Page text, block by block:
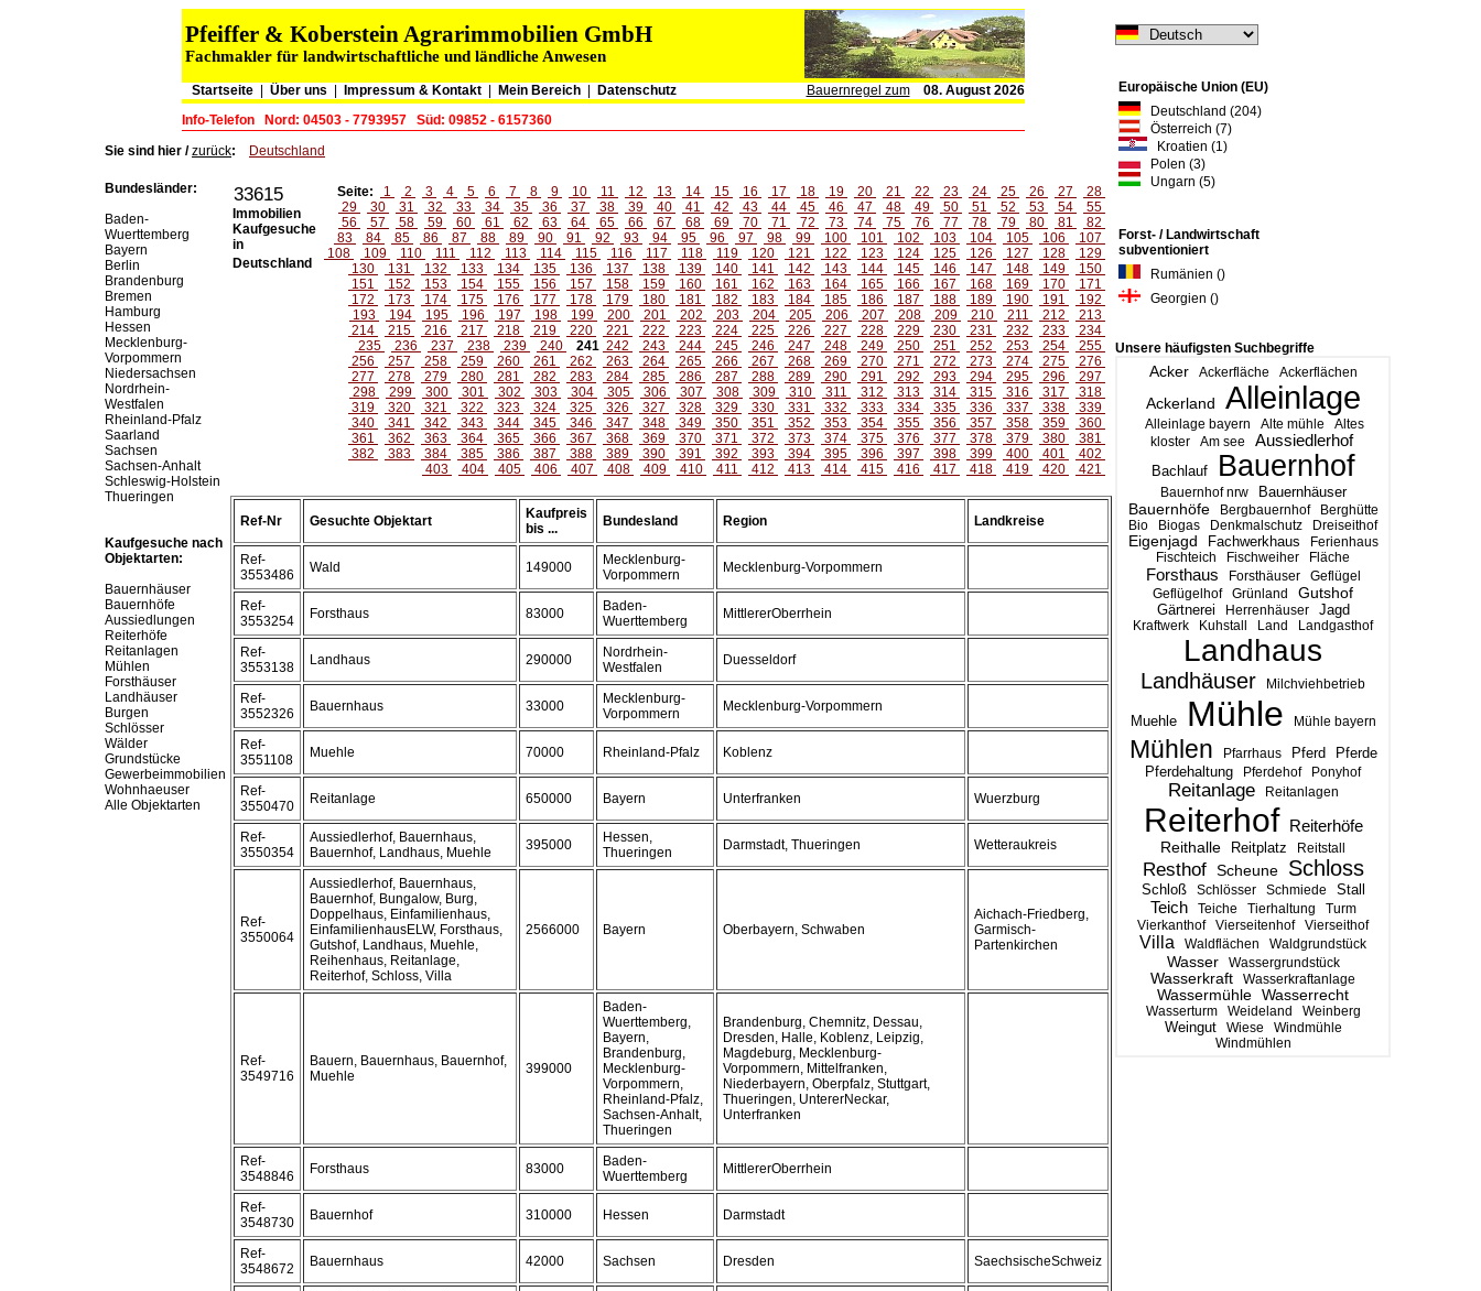
Pfeiffer & Koberstein Agrarimmobilien GmbH
Fachmakler für landwirtschaftliche und ländliche Anwesen
Startseite| Über uns Impressum & Kontakt| Mein Bereich Datenschutz Bauernregel zum
08. August 2026
Info-Telefon
Nord: 04503 - 7793957 Süd: 09852 - 6157360
Europäische Union (EU)
Deutschland (204)
Österreich (7)
Kroatien (1)
Polen (3)
Ungarn (5)
Forst- / Landwirtschaft
subventioniert
Rumänien ()
Georgien ()
Unsere häufigsten Suchbegriffe
Acker Ackerfläche Ackerflächen
Ackerland Alleinlage
Alleinlage bayern Alte mühle
Altes
kloster
Am see Aussiedlerhof
Bachlauf Bauernhof
Bauernhof nrw Bauernhäuser
Bauernhöfe Bergbauernhof
Berghütte
Bio
Biogas Denkmalschutz Dreiseithof
Eigenjagd Fachwerkhaus
Ferienhaus
Fischteich
Fischweiher Fläche
Forsthaus Forsthäuser
Geflügel
Geflügelhof
Grünland
Gutshof
Gärtnerei
Herrenhäuser Jagd
Kraftwerk Kuhstall Land Landgasthof
Landhaus
Landhäuser Milchviehbetrieb
Muehle Mühle Mühle bayern
Mühlen Pfarrhaus Pferd Pferde
Pferdehaltung Pferdehof Ponyhof
Reitanlage Reitanlagen
Reiterhof Reiterhöfe
Reithalle Reitplatz Reitstall
Resthof Scheune Schloss
Schloß Schlösser Schmiede Stall
Teich Teiche Tierhaltung
Turm
Vierkanthof
Vierseitenhof Vierseithof
Villa Waldflächen Waldgrundstück
Wasser Wassergrundstück
Wasserkraft Wasserkraftanlage
Wassermühle Wasserrecht
Wasserturm Weideland Weinberg
Weingut Wiese
Windmühle
Windmühlen
Sie sind hier /zurück: Deutschland
Bundesländer:
Baden-
Wuerttemberg
Bayern
Berlin
Brandenburg
Bremen
Hamburg
Hessen
Mecklenburg-
Vorpommern
Niedersachsen
Nordrhein-
Westfalen
Rheinland-Pfalz
Saarland
Sachsen
Sachsen-Anhalt
Schleswig-Holstein
Thueringen
Kaufgesuche nach
Objektarten:
Bauernhäuser
Bauernhöfe
Aussiedlungen
Reiterhöfe
Reitanlagen
Mühlen
Forsthäuser
Landhäuser
Burgen
Schlösser
Wälder
Grundstücke
Gewerbeimmobilien
Wohnhaeuser
Alle Objektarten
33615
Immobilien
Kaufgesuche
in
Deutschland
Seite: 1 2 3 4 5 6 7 8 9 10 11 12 13 14 15 16 17 18 19 20 21 22 23 24 25 26 27
28
29
30 31 32 33 34 35 36 37 38 39 40 41 42 43 44 45 46 47 48 49 50 51 52 53 54
55
56
57 58 59 60 61 62 63 64 65 66 67 68 69 70 71 72 73 74 75 76 77 78 79 80 81
82
83
84 85 86 87 88 89 90 91 92 93 94 95 96 97 98 99 100 101 102 103 104 105 106
107
108
109 110 111 112 113 114 115 116 117 118 119 120 121 122 123 124 125 126 127 128
129
130
131 132 133 134 135 136 137 138 139 140 141 142 143 144 145 146 147 148 149
150
151
152 153 154 155 156 157 158 159 160 161 162 163 164 165 166 167 168 169 170
171
172
173 174 175 176 177 178 179 180 181 182 183 184 185 186 187 188 189 190 191
192
193
194 195 196 197 198 199 200 201 202 203 204 205 206 207 208 209 210 211 212
213
214
215 216 217 218 219 220 221 222 223 224 225 226 227 228 229 230 231 232 233
234
235
236 237 238 239 240 241 242 243 244 245 246 247 248 249 250 251 252 253 254
255
256
257 258 259 260 261 262 263 264 265 266 267 268 269 270 271 272 273 274 275
276
277
278 279 280 281 282 283 284 285 286 287 288 289 290 291 292 293 294 295 296
297
298
299 300 301 302 303 304 305 306 307 308 309 310 311 312 313 314 315 316 317
318
319
320 321 322 323 324 325 326 327 328 329 330 331 332 333 334 335 336 337 338
339
340
341 342 343 344 345 346 347 348 349 350 351 352 353 354 355 356 357 358 359
360
361
362 363 364 365 366 367 368 369 370 371 372 373 374 375 376 377 378 379 380
381
382
383 384 385 386 387 388 389 390 391 392 393 394 395 396 397 398 399 400 401
402
403
404 405 406 407 408 409 410 411 412 413 414 415 416 417 418 419 420 421
Ref-Nr Gesuchte Objektart
Kaufpreis
bis ...
Bundesland Region Landkreise
Ref-
3553486
Wald 149000
Mecklenburg-
Vorpommern
Mecklenburg-Vorpommern
Ref-
3553254
Forsthaus 83000
Baden-
Wuerttemberg
MittlererOberrhein
Ref-
3553138
Landhaus 290000
Nordrhein-
Westfalen
Duesseldorf
Ref-
3552326
Bauernhaus 33000
Mecklenburg-
Vorpommern
Mecklenburg-Vorpommern
Ref-
3551108
Muehle 70000 Rheinland-Pfalz Koblenz
Ref-
3550470
Reitanlage 650000 Bayern Unterfranken Wuerzburg
Ref-
3550354
Aussiedlerhof, Bauernhaus,
Bauernhof, Landhaus, Muehle
395000
Hessen,
Thueringen
Darmstadt, Thueringen Wetteraukreis
Ref-
3550064
Aussiedlerhof, Bauernhaus,
Bauernhof, Bungalow, Burg,
Doppelhaus, Einfamilienhaus,
EinfamilienhausELW, Forsthaus,
Gutshof, Landhaus, Muehle,
Reihenhaus, Reitanlage,
Reiterhof, Schloss, Villa
2566000 Bayern Oberbayern, Schwaben
Aichach-Friedberg,
Garmisch-
Partenkirchen
Ref-
3549716
Bauern, Bauernhaus, Bauernhof,
Muehle
399000
Baden-
Wuerttemberg,
Bayern,
Brandenburg,
Mecklenburg-
Vorpommern,
Rheinland-Pfalz,
Sachsen-Anhalt,
Thueringen
Brandenburg, Chemnitz, Dessau,
Dresden, Halle, Koblenz, Leipzig,
Magdeburg, Mecklenburg-
Vorpommern, Mittelfranken,
Niederbayern, Oberpfalz, Stuttgart,
Thueringen, UntererNeckar,
Unterfranken
Ref-
3548846
Forsthaus 83000
Baden-
Wuerttemberg
MittlererOberrhein
Ref-
3548730
Bauernhof 310000 Hessen Darmstadt
Ref-
3548672
Bauernhaus 42000 Sachsen Dresden SaechsischeSchweiz